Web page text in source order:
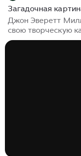
Загадочная
Джон Эверетт
свою творческую
Милле развил